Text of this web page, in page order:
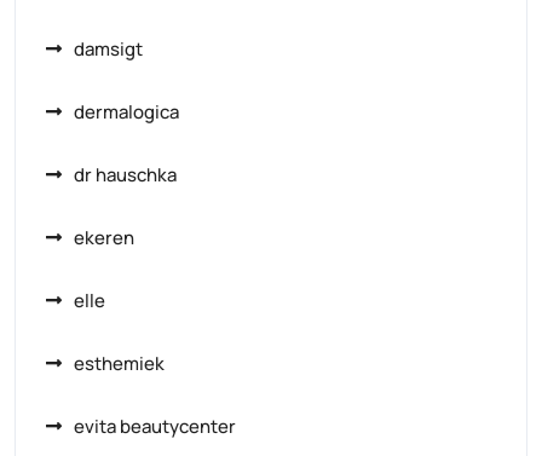
damsigt
dermalogica
dr hauschka
ekeren
elle
esthemiek
evita beautycenter